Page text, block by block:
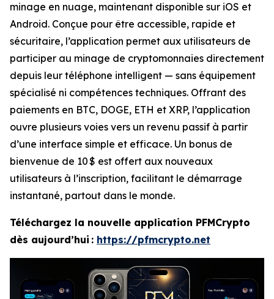
minage en nuage, maintenant disponible sur iOS et
Android. Conçue pour être accessible, rapide et
sécuritaire, l’application permet aux utilisateurs de
participer au minage de cryptomonnaies directement
depuis leur téléphone intelligent — sans équipement
spécialisé ni compétences techniques. Offrant des
paiements en BTC, DOGE, ETH et XRP, l’application
ouvre plusieurs voies vers un revenu passif à partir
d’une interface simple et efficace. Un bonus de
bienvenue de 10 $ est offert aux nouveaux
utilisateurs à l’inscription, facilitant le démarrage
instantané, partout dans le monde.
Téléchargez la nouvelle application PFMCrypto
dès aujourd’hui : https://pfmcrypto.net